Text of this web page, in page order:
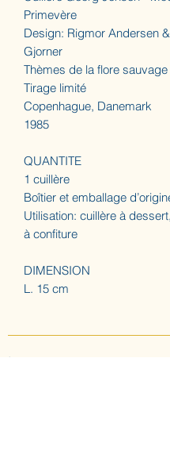
Primevère
Design: Rigmor Andersen
Gjorner
Thèmes de la flore
Tirage limité
Copenhague, Danemark
1985
QUANTITE
1 cuillère
Boîtier et emballage
Utilisation: cuillère à
à confiture
DIMENSION
L. 15 cm
A propos